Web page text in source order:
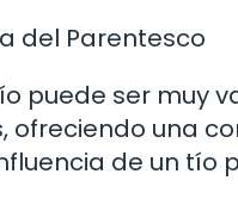
del Parentesco
puede ser muy
ofreciendo una
de un tío